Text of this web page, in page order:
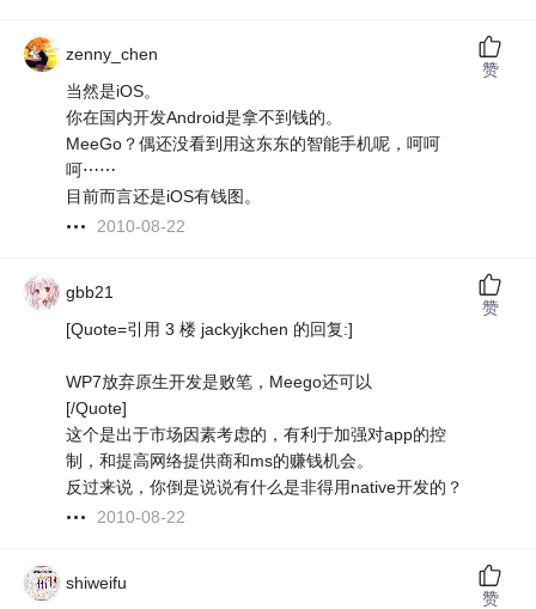
zenny_chen
当然是iOS。
你在国内开发Android是拿不到钱的。
MeeGo？偶还没看到用这东东的智能手机呢，呵呵
呵⋯⋯
目前而言还是iOS有钱图。
2010-08-22
赞
gbb21
[Quote=引用 3 楼 jackyjkchen 的回复:]
WP7放弃原生开发是败笔，Meego还可以
[/Quote]
这个是出于市场因素考虑的，有利于加强对app的控
制，和提高网络提供商和ms的赚钱机会。
反过来说，你倒是说说有什么是非得用native开发的？
2010-08-22
赞
shiweifu
赞